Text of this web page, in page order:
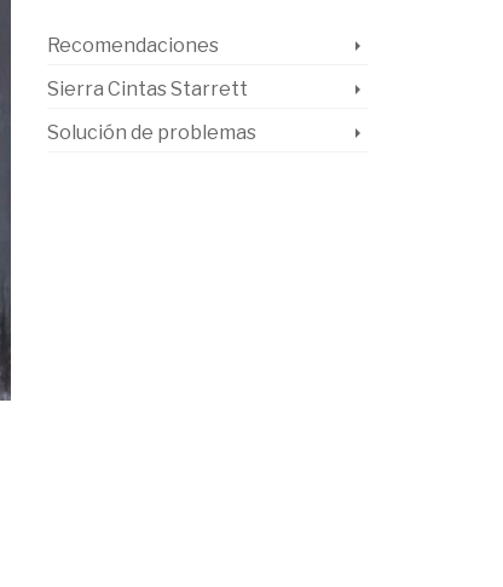
Recomendaciones
Sierra Cintas Starrett
Solución de problemas